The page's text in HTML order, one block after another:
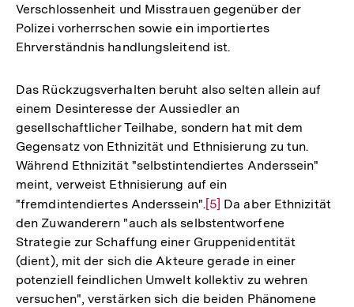
Verschlossenheit und Misstrauen gegenüber der
Polizei vorherrschen sowie ein importiertes
Ehrverständnis handlungsleitend ist.
Das Rückzugsverhalten beruht also selten allein auf
einem Desinteresse der Aussiedler an
gesellschaftlicher Teilhabe, sondern hat mit dem
Gegensatz von Ethnizität und Ethnisierung zu tun.
Während Ethnizität "selbstintendiertes Anderssein"
meint, verweist Ethnisierung auf ein
"fremdintendiertes Anderssein".Zur
Auflösung
der
Fußnote
[5] Da aber Ethnizität
den Zuwanderern "auch als selbstentworfene
Strategie zur Schaffung einer Gruppenidentität
(dient), mit der sich die Akteure gerade in einer
potenziell feindlichen Umwelt kollektiv zu wehren
versuchen", verstärken sich die beiden Phänomene